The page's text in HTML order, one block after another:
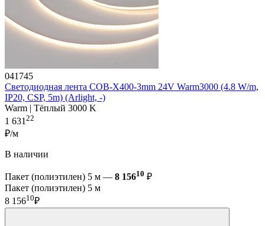
041745
Светодиодная лента COB-X400-3mm 24V Warm3000 (4.8 W/m,
IP20, CSP, 5m) (Arlight, -)
Warm | Тёплый 3000 K
1 631 22
₽/м
В наличии
Пакет (полиэтилен) 5 м — 8 15610 ₽
Пакет (полиэтилен) 5 м
8 15610₽